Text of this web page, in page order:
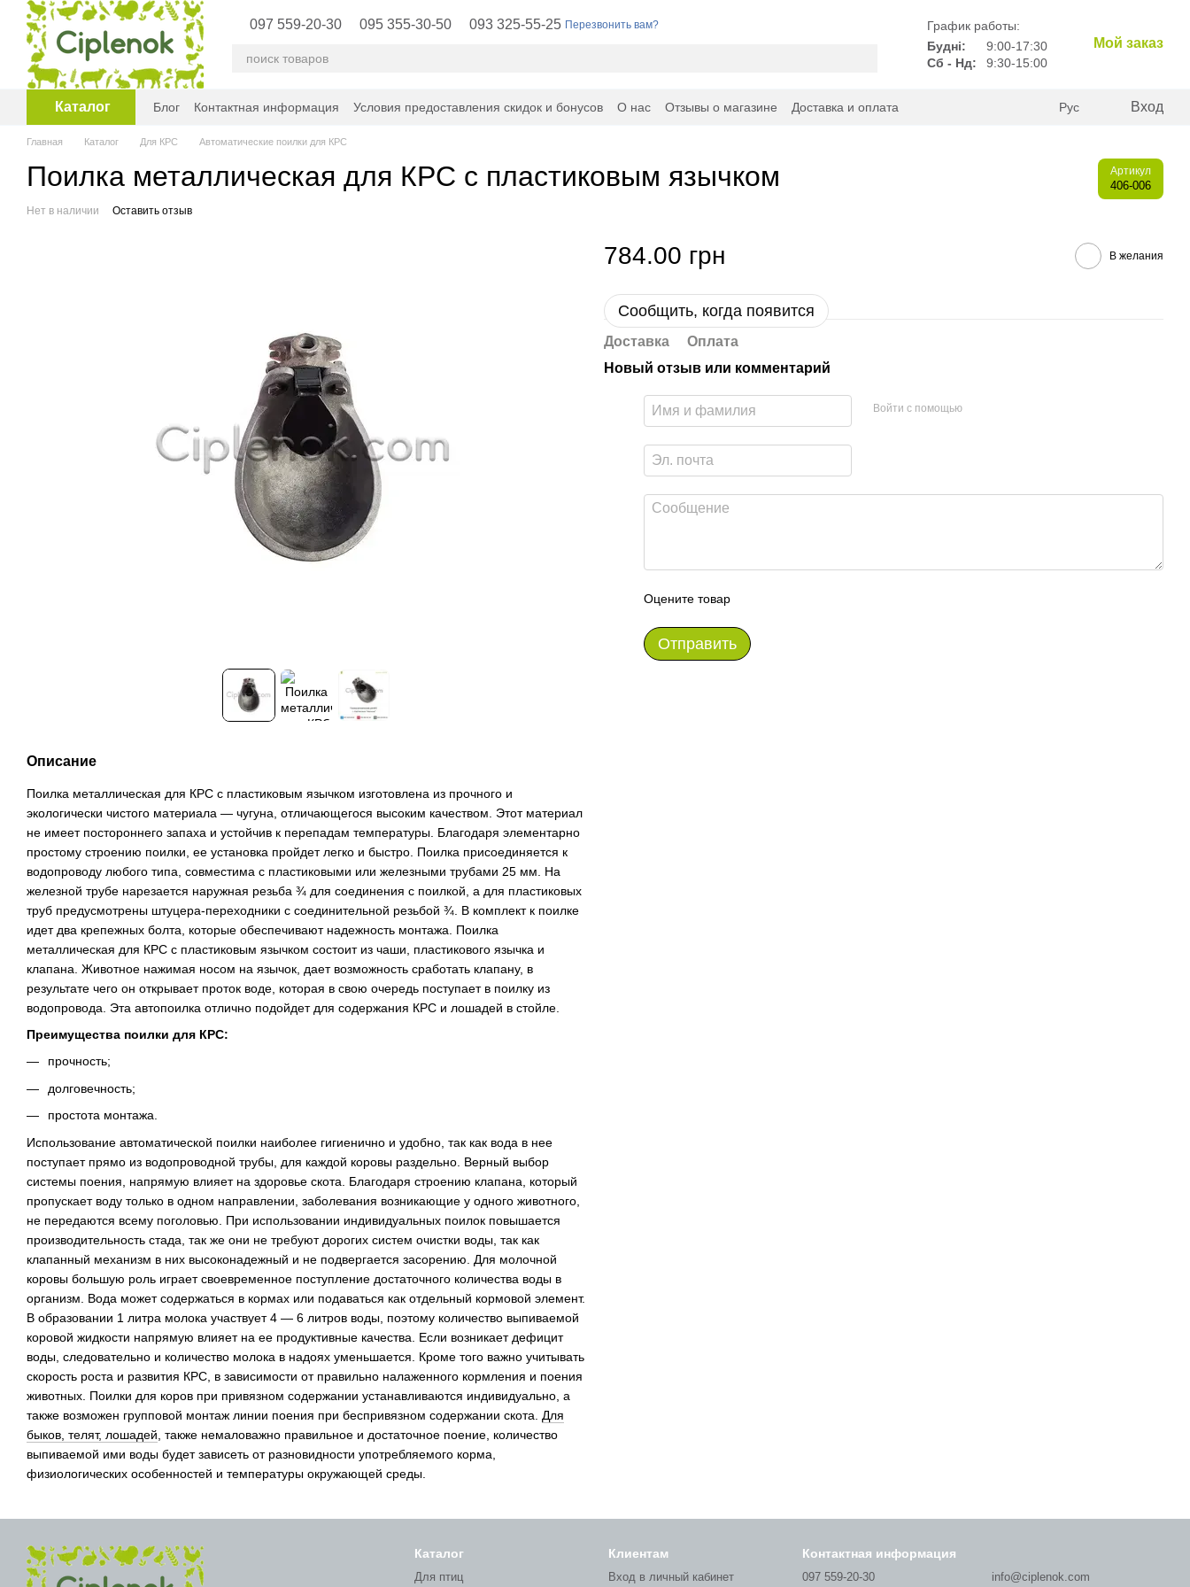
Перейти к основному контенту
097 559-20-30 095 355-30-50 093 325-55-25 Перезвонить вам?
График работы:
Будні:
9:00-17:30
Сб - Нд:
9:30-15:00
Мой заказ
Каталог Блог Контактная информация Условия предоставления скидок и бонусов О нас Отзывы о магазине Доставка и оплата Рус Вход
Главная Каталог Для КРС Автоматические поилки для КРС
Поилка металлическая для КРС с пластиковым язычком Артикул
406-006
Нет в наличии Оставить отзыв
Описание
Поилка металлическая для КРС с пластиковым язычком изготовлена из прочного и
экологически чистого материала — чугуна, отличающегося высоким качеством. Этот материал
не имеет постороннего запаха и устойчив к перепадам температуры. Благодаря элементарно
простому строению поилки, ее установка пройдет легко и быстро. Поилка присоединяется к
водопроводу любого типа, совместима с пластиковыми или железными трубами 25 мм. На
железной трубе нарезается наружная резьба ¾ для соединения с поилкой, а для пластиковых
труб предусмотрены штуцера-переходники с соединительной резьбой ¾. В комплект к поилке
идет два крепежных болта, которые обеспечивают надежность монтажа. Поилка
металлическая для КРС с пластиковым язычком состоит из чаши, пластикового язычка и
клапана. Животное нажимая носом на язычок, дает возможность сработать клапану, в
результате чего он открывает проток воде, которая в свою очередь поступает в поилку из
водопровода. Эта автопоилка отлично подойдет для содержания КРС и лошадей в стойле.
Преимущества поилки для КРС:
прочность;
долговечность;
простота монтажа.
Использование автоматической поилки наиболее гигиенично и удобно, так как вода в нее
поступает прямо из водопроводной трубы, для каждой коровы раздельно. Верный выбор
системы поения, напрямую влияет на здоровье скота. Благодаря строению клапана, который
пропускает воду только в одном направлении, заболевания возникающие у одного животного,
не передаются всему поголовью. При использовании индивидуальных поилок повышается
производительность стада, так же они не требуют дорогих систем очистки воды, так как
клапанный механизм в них высоконадежный и не подвергается засорению. Для молочной
коровы большую роль играет своевременное поступление достаточного количества воды в
организм. Вода может содержаться в кормах или подаваться как отдельный кормовой элемент.
В образовании 1 литра молока участвует 4 — 6 литров воды, поэтому количество выпиваемой
коровой жидкости напрямую влияет на ее продуктивные качества. Если возникает дефицит
воды, следовательно и количество молока в надоях уменьшается. Кроме того важно учитывать
скорость роста и развития КРС, в зависимости от правильно налаженного кормления и поения
животных. Поилки для коров при привязном содержании устанавливаются индивидуально, а
также возможен групповой монтаж линии поения при беспривязном содержании скота. Для
быков, телят, лошадей , также немаловажно правильное и достаточное поение, количество
выпиваемой ими воды будет зависеть от разновидности употребляемого корма,
физиологических особенностей и температуры окружающей среды.
784.00 грн В желания
Сообщить, когда появится
Доставка
Оплата
Новый отзыв или комментарий
Войти с помощью
Оцените товар
Отправить
Каталог
Для птиц
Клиентам
Вход в личный кабинет
Контактная информация
097 559-20-30 info@ciplenok.com